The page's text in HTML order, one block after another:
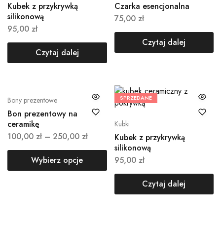
Kubek z przykrywką
silikonową
95,00 zł
Czytaj dalej
Czarka esencjonalna
75,00 zł
Czytaj dalej
Bony prezentowe
Bon prezentowy na
ceramikę
100,00 zł– 250,00 zł
Wybierz opcje
SPRZEDANE
Kubki
Kubek z przykrywką
silikonową
95,00 zł
Czytaj dalej